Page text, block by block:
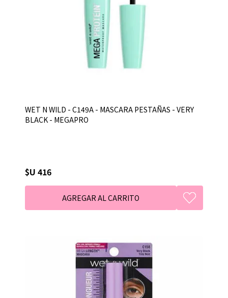
WET N WILD - C149A - MASCARA PESTAÑAS - VERY
BLACK - MEGAPRO
$U 416